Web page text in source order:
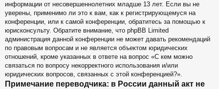
информации от несовершеннолетних младше 13 лет. Если вы не
уверены, применимо ли это к вам, как к регистрирующемуся на
конференции, или к самой конференции, обратитесь за помощью к
юрисконсульту. Обратите внимание, что phpBB Limited
администрация данной конференции не может давать рекомендаций
по правовым вопросам и не является объектом юридических
отношений, кроме указанных в ответе на вопрос «С кем можно
связаться по вопросу некорректного использования и/или
юридических вопросов, связанных с этой конференцией?».
Примечание переводчика: в России данный акт не